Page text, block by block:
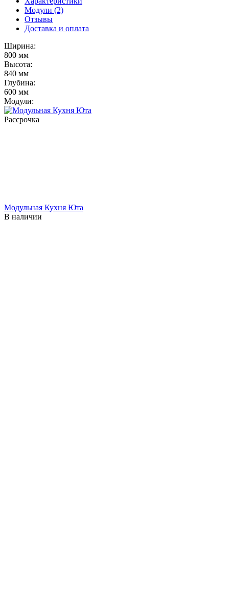
Модули (2)
Отзывы
Доставка и оплата
Ширина:
800 мм
Высота:
840 мм
Глубина:
600 мм
Модули:
Рассрочка
Модульная Кухня Юта
В наличии